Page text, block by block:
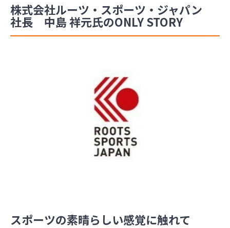
株式会社ルーツ・スポーツ・ジャパン
社長 中島 祥元氏のONLY STORY
スポーツの素晴らしい感覚に触れて